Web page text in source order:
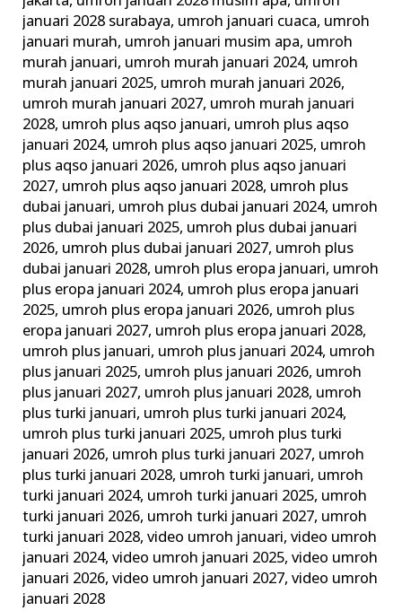
januari 2028 surabaya, umroh januari cuaca, umroh
januari murah, umroh januari musim apa, umroh
murah januari, umroh murah januari 2024, umroh
murah januari 2025, umroh murah januari 2026,
umroh murah januari 2027, umroh murah januari
2028, umroh plus aqso januari, umroh plus aqso
januari 2024, umroh plus aqso januari 2025, umroh
plus aqso januari 2026, umroh plus aqso januari
2027, umroh plus aqso januari 2028, umroh plus
dubai januari, umroh plus dubai januari 2024, umroh
plus dubai januari 2025, umroh plus dubai januari
2026, umroh plus dubai januari 2027, umroh plus
dubai januari 2028, umroh plus eropa januari, umroh
plus eropa januari 2024, umroh plus eropa januari
2025, umroh plus eropa januari 2026, umroh plus
eropa januari 2027, umroh plus eropa januari 2028,
umroh plus januari, umroh plus januari 2024, umroh
plus januari 2025, umroh plus januari 2026, umroh
plus januari 2027, umroh plus januari 2028, umroh
plus turki januari, umroh plus turki januari 2024,
umroh plus turki januari 2025, umroh plus turki
januari 2026, umroh plus turki januari 2027, umroh
plus turki januari 2028, umroh turki januari, umroh
turki januari 2024, umroh turki januari 2025, umroh
turki januari 2026, umroh turki januari 2027, umroh
turki januari 2028,video umroh januari,video umroh
januari 2024,video umroh januari 2025,video umroh
januari 2026,video umroh januari 2027,video umroh
januari 2028